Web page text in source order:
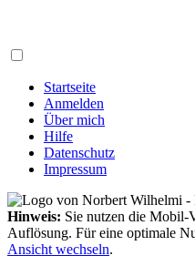
Startseite
Anmelden
Über mich
Hilfe
Datenschutz
Impressum
Hinweis: Sie nutzen die Mobil-
Auflösung. Für eine optimale
Ansicht wechseln.